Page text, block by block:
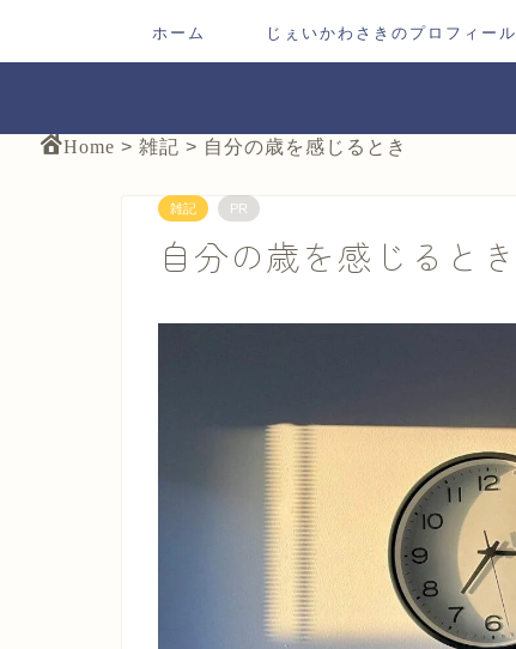
ホーム じぇいかわさきのプロフィール
Home > 雑記 > 自分の歳を感じるとき
雑記 PR
自分の歳を感じるとき